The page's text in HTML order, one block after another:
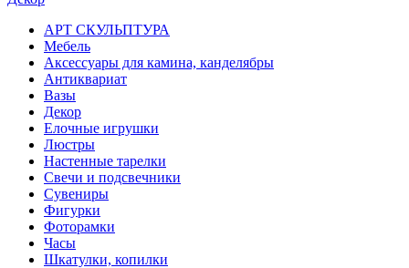
АРТ СКУЛЬПТУРА
Мебель
Аксессуары для камина, канделябры
Антиквариат
Вазы
Декор
Елочные игрушки
Люстры
Настенные тарелки
Свечи и подсвечники
Сувениры
Фигурки
Фоторамки
Часы
Шкатулки, копилки